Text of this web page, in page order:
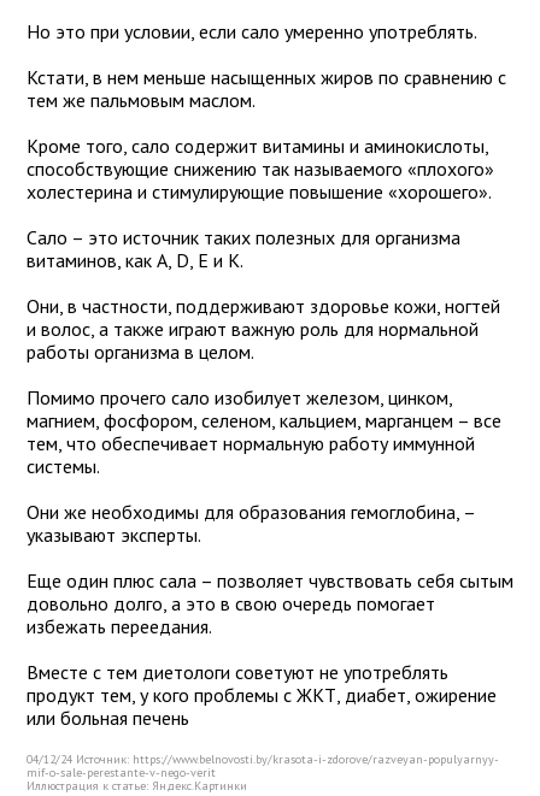
Но это при условии, если сало умеренно употреблять.
Кстати, в нем меньше насыщенных жиров по сравнению с
тем же пальмовым маслом.
Кроме того, сало содержит витамины и аминокислоты,
способствующие снижению так называемого «плохого»
холестерина и стимулирующие повышение «хорошего».
Сало – это источник таких полезных для организма
витаминов, как А, D, E и K.
Они, в частности, поддерживают здоровье кожи, ногтей
и волос, а также играют важную роль для нормальной
работы организма в целом.
Помимо прочего сало изобилует железом, цинком,
магнием, фосфором, селеном, кальцием, марганцем – все
тем, что обеспечивает нормальную работу иммунной
системы.
Они же необходимы для образования гемоглобина, –
указывают эксперты.
Еще один плюс сала – позволяет чувствовать себя сытым
довольно долго, а это в свою очередь помогает
избежать переедания.
Вместе с тем диетологи советуют не употреблять
продукт тем, у кого проблемы с ЖКТ, диабет, ожирение
или больная печень
04/12/24 Источник: https://www.belnovosti.by/krasota-i-zdorove/razveyan-populyarnyy-
mif-o-sale-perestante-v-nego-verit
Иллюстрация к статье: Яндекс.Картинки